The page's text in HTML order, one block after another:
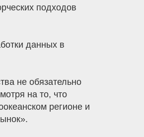
подходов
данных в
не обязательно
на то, что
регионе и